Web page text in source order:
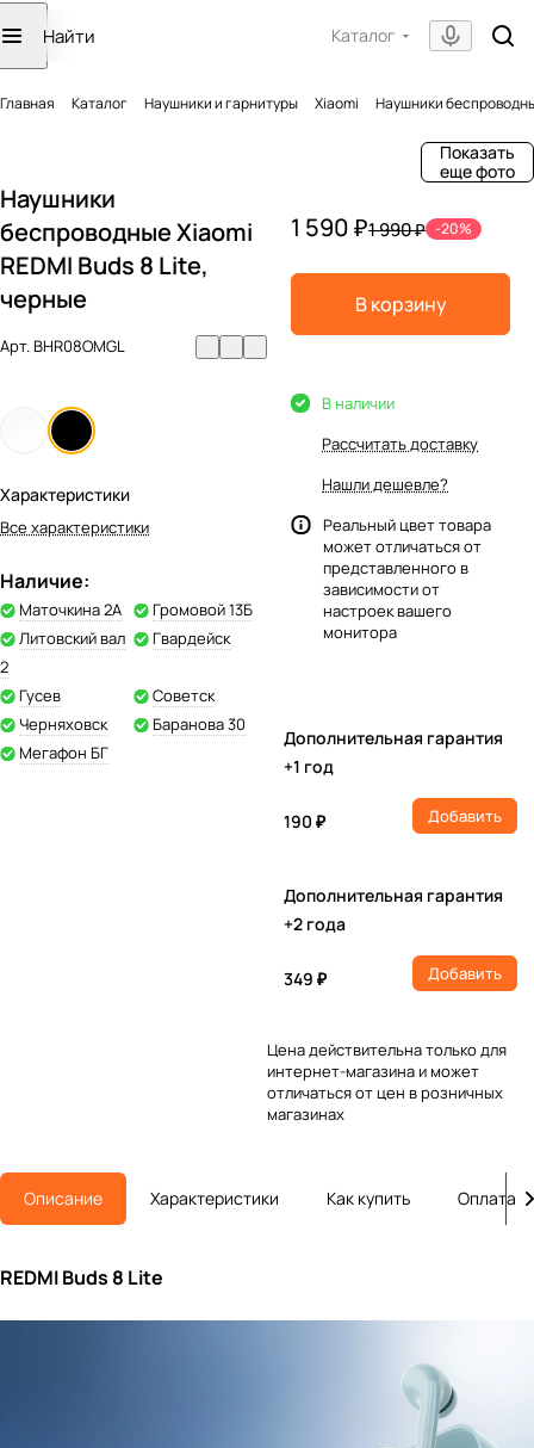
Каталог
Главная Каталог Наушники и гарнитуры Xiaomi Наушники
Показать
еще фото
Наушники
беспроводные Xiaomi
REDMI Buds 8 Lite,
черные
Арт.BHR08OMGL
Характеристики
Все характеристики
Наличие:
Маточкина 2А
Громовой 13Б
Литовский вал
2
Гвардейск
Гусев
Советск
Черняховск
Баранова 30
Мегафон БГ
1 590 ₽1 990 ₽ -20%
В корзину
В наличии
Рассчитать доставку
Нашли дешевле?
Реальный цвет товара
может отличаться от
представленного в
зависимости от
настроек вашего
монитора
Дополнительная гарантия
+1 год
190 ₽ Добавить
Дополнительная гарантия
+2 года
349 ₽ Добавить
Цена действительна только для
интернет-магазина и может
отличаться от цен в розничных
магазинах
Описание Характеристики Как купить Оплата
REDMI Buds 8 Lite